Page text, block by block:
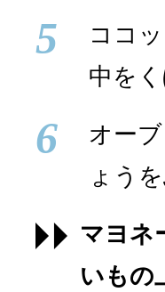
5
ココ
中を
6
オー
ょう
マヨネ
いもの